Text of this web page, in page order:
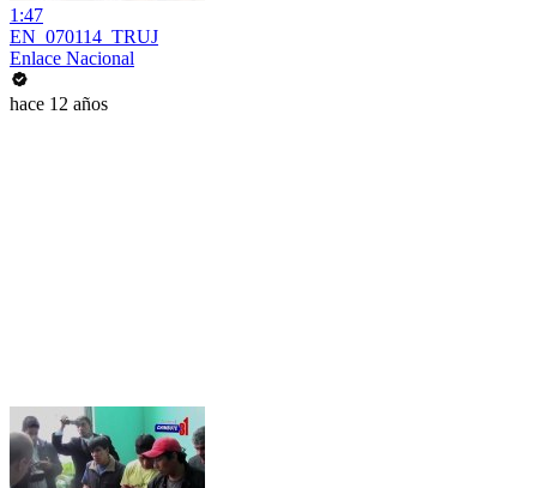
1:47
EN_070114_TRUJ
Enlace Nacional
hace 12 años